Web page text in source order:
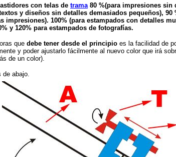
con telas de trama80 %(para impresiones sin
y diseños sin detalles demasiados pequeños), 90
impresiones). 100% (para estampados con detalles
y 120% para estampados de fotografías.
que debe tener desde el principio es la facilidad de
y poder ajustarlo fácilmente al nuevo color que irá
de un color).
de abajo.